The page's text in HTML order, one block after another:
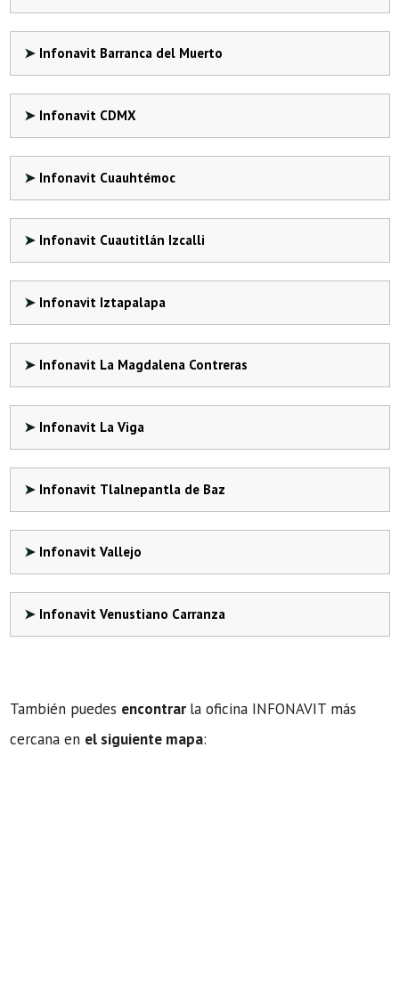
Infonavit Barranca del Muerto
Infonavit CDMX
Infonavit Cuauhtémoc
Infonavit Cuautitlán Izcalli
Infonavit Iztapalapa
Infonavit La Magdalena Contreras
Infonavit La Viga
Infonavit Tlalnepantla de Baz
Infonavit Vallejo
Infonavit Venustiano Carranza
También puedes encontrar la oficina INFONAVIT más
cercana en el siguiente mapa: